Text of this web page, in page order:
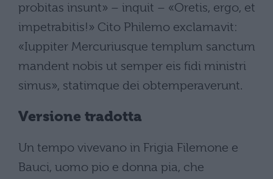
probitas insunt» – inquit – «Oretis, ergo, et
impetrabitis!» Cito Philemo exclamavit:
«Iuppiter Mercuriusque templum sanctum
mandent nobis ut semper eis fidi ministri
simus», statimque dei obtemperaverunt.
Versione tradotta
Un tempo vivevano in Frigia Filemone e
Bauci, uomo pio e donna pia, che